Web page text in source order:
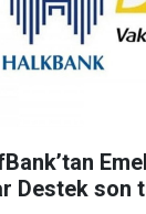
Destek son